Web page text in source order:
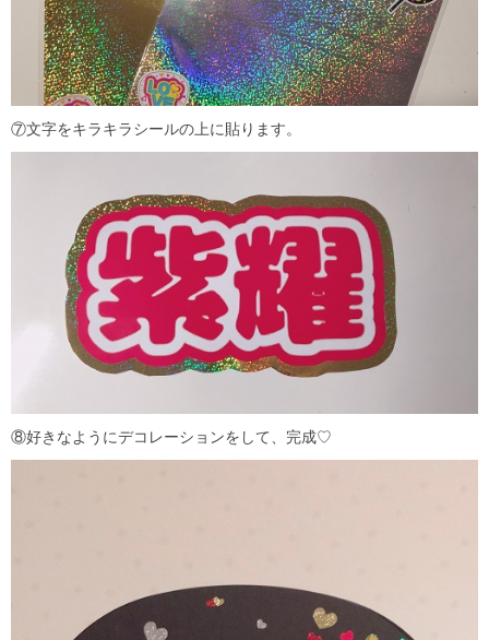
⑦文字をキラキラシールの上に貼ります。
⑧好きなようにデコレーションをして、完成♡